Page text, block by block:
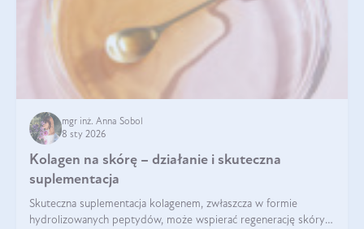
mgr inż. Anna Sobol
8 sty 2026
Kolagen na skórę – działanie i skuteczna
suplementacja
Skuteczna suplementacja kolagenem, zwłaszcza w formie
hydrolizowanych peptydów, może wspierać regenerację skóry i